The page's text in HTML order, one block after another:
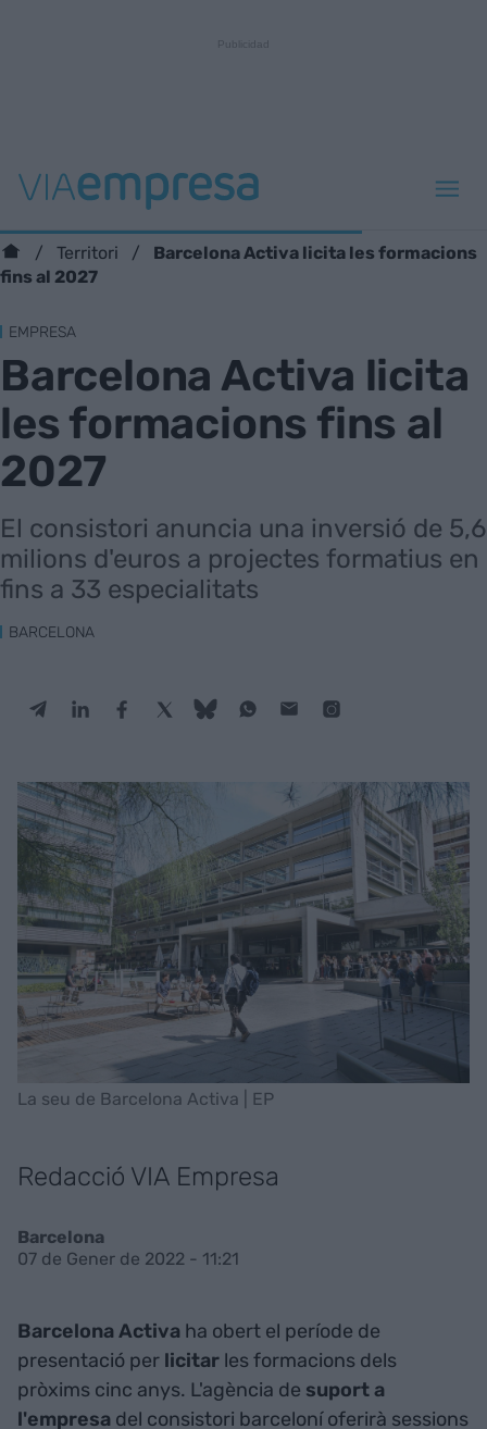
Territori
Barcelona Activa licita les formacions
fins al 2027
EMPRESA
Barcelona Activa licita
les formacions fins al
2027
El consistori anuncia una inversió de 5,6
milions d'euros a projectes formatius en
fins a 33 especialitats
BARCELONA
La seu de Barcelona Activa | EP
Redacció VIA Empresa
Barcelona
07 de Gener de 2022 - 11:21
BarcelonaActiva ha obert el període de
presentació per licitar les formacions dels
pròxims cinc anys. L'agència de suport a
l'empresa del consistori barceloní oferirà sessions